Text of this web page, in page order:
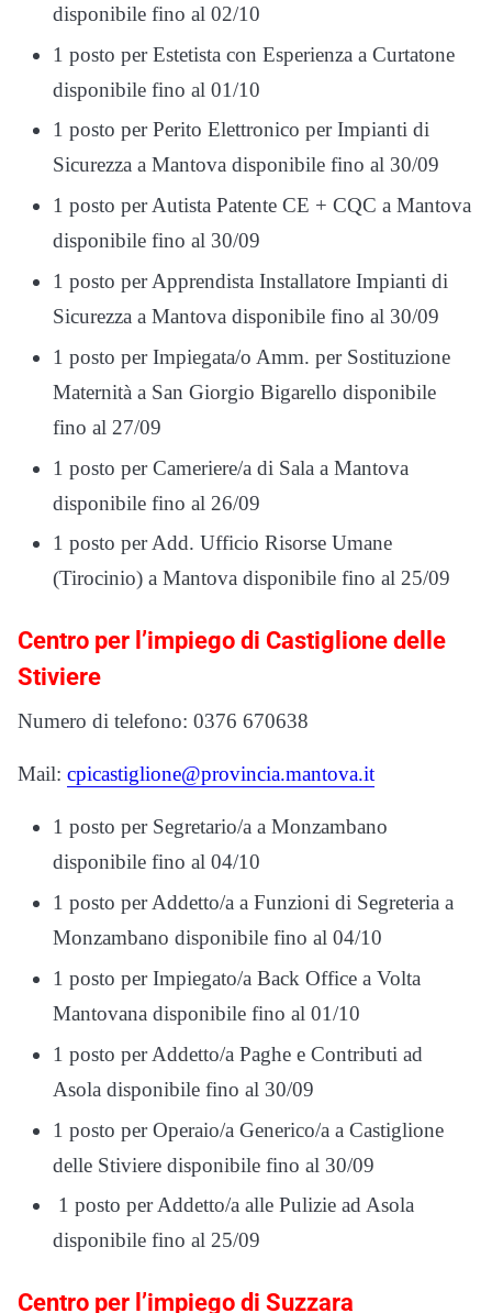
disponibile fino al 02/10
1 posto per Estetista con Esperienza a Curtatone
disponibile fino al 01/10
1 posto per Perito Elettronico per Impianti di
Sicurezza a Mantova disponibile fino al 30/09
1 posto per Autista Patente CE + CQC a Mantova
disponibile fino al 30/09
1 posto per Apprendista Installatore Impianti di
Sicurezza a Mantova disponibile fino al 30/09
1 posto per Impiegata/o Amm. per Sostituzione
Maternità a San Giorgio Bigarello disponibile
fino al 27/09
1 posto per Cameriere/a di Sala a Mantova
disponibile fino al 26/09
1 posto per Add. Ufficio Risorse Umane
(Tirocinio) a Mantova disponibile fino al 25/09
Centro per l’impiego di Castiglione delle
Stiviere
Numero di telefono: 0376 670638
Mail: cpicastiglione@provincia.mantova.it
1 posto per Segretario/a a Monzambano
disponibile fino al 04/10
1 posto per Addetto/a a Funzioni di Segreteria a
Monzambano disponibile fino al 04/10
1 posto per Impiegato/a Back Office a Volta
Mantovana disponibile fino al 01/10
1 posto per Addetto/a Paghe e Contributi ad
Asola disponibile fino al 30/09
1 posto per Operaio/a Generico/a a Castiglione
delle Stiviere disponibile fino al 30/09
1 posto per Addetto/a alle Pulizie ad Asola
disponibile fino al 25/09
Centro per l’impiego di Suzzara